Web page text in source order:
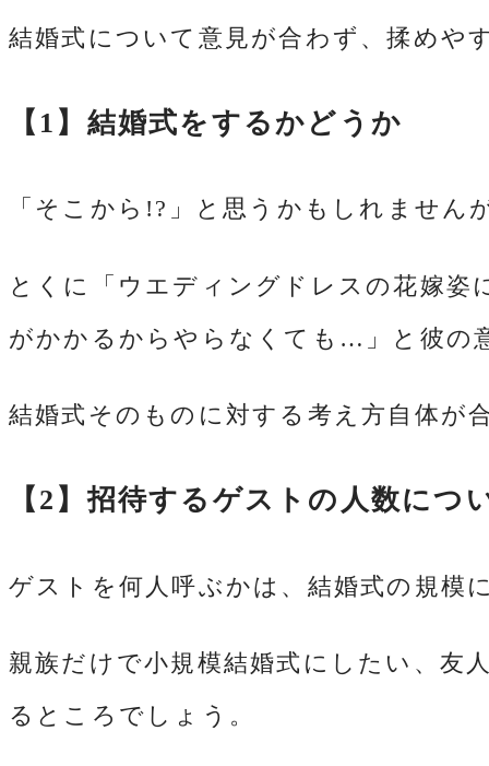
結婚式について意見が合わず、揉めや
【1】結婚式をするかどうか
「そこから!?」と思うかもしれません
とくに「ウエディングドレスの花嫁
がかかるからやらなくても…」と彼の
結婚式そのものに対する考え方自体が
【2】招待するゲストの人数につ
ゲストを何人呼ぶかは、結婚式の規模
親族だけで小規模結婚式にしたい、友
るところでしょう。